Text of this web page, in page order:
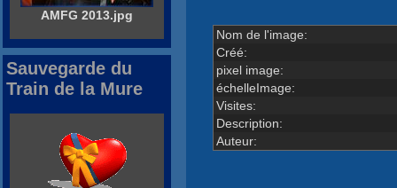
Nom de l'image:
Créé:
pixel image:
échelleImage:
Visites:
Description:
Auteur:
AMFG 2013.jpg
Sauvegarde du
Train de la Mure